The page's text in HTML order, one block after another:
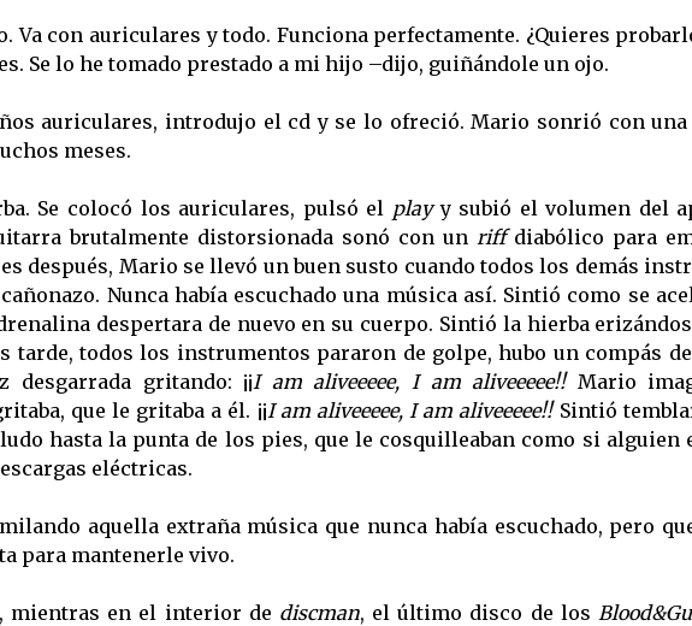
Va con auriculares y todo. Funciona perfectamente. ¿Quieres
Se lo he tomado prestado a mi hijo –dijo, guiñándole un ojo.
auriculares, introdujo el cd y se lo ofreció. Mario sonrió con una
meses.
Se colocó los auriculares, pulsó el playy subió el volumen del
brutalmente distorsionada sonó con un riffdiabólico para
después, Mario se llevó un buen susto cuando todos los demás
Nunca había escuchado una música así. Sintió como se
despertara de nuevo en su cuerpo. Sintió la hierba
tarde, todos los instrumentos pararon de golpe, hubo un compás
gritando: ¡¡I am aliveeeee, I am aliveeeee!!Mario
que le gritaba a él. ¡¡I am aliveeeee, I am aliveeeee!! Sintió
hasta la punta de los pies, que le cosquilleaban como si alguien
eléctricas.
aquella extraña música que nunca había escuchado, pero
para mantenerle vivo.
mientras en el interior de discman, el último disco de los